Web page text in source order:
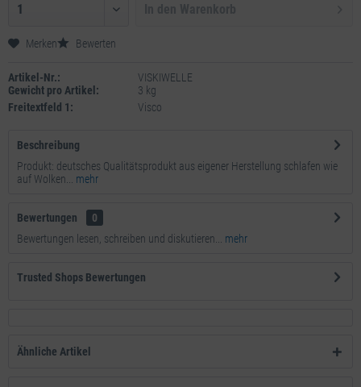
Merken Bewerten
Artikel-Nr.:
VISKIWELLE
Gewicht pro Artikel:
3 kg
Freitextfeld 1:
Visco
Beschreibung
Produkt: deutsches Qualitätsprodukt aus eigener Herstellung schlafen wie
auf Wolken...
mehr
Bewertungen
0
Bewertungen lesen, schreiben und diskutieren...
mehr
Trusted Shops Bewertungen
Ähnliche Artikel